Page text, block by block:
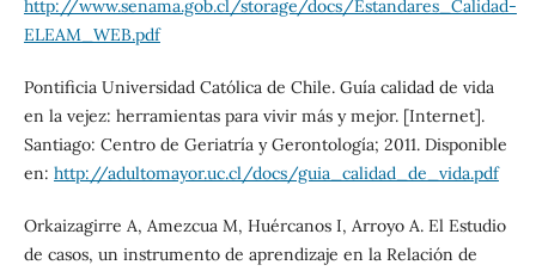
http://www.senama.gob.cl/storage/docs/Estandares_Calidad-
ELEAM_WEB.pdf
Pontificia Universidad Católica de Chile. Guía calidad de vida
en la vejez: herramientas para vivir más y mejor. [Internet].
Santiago: Centro de Geriatría y Gerontología; 2011. Disponible
en: http://adultomayor.uc.cl/docs/guia_calidad_de_vida.pdf
Orkaizagirre A, Amezcua M, Huércanos I, Arroyo A. El Estudio
de casos, un instrumento de aprendizaje en la Relación de